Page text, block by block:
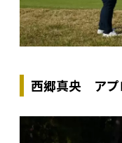
西郷真央 アプ